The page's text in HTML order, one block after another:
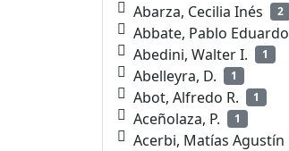
Abarza, Cecilia Inés
2
Abbate, Pablo Eduardo
Abedini, Walter I. 1
Abelleyra, D. 1
Abot, Alfredo R. 1
Aceñolaza, P. 1
Acerbi, Matías Agustín